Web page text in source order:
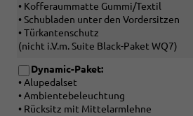
• Kofferaummatte Gummi/Textil
• Schubladen unter den Vordersitzen
• Türkantenschutz
(nicht i.V.m. Suite Black-Paket WQ7)
Dynamic-Paket:
• Alupedalset
• Ambientebeleuchtung
• Rücksitz mit Mittelarmlehne